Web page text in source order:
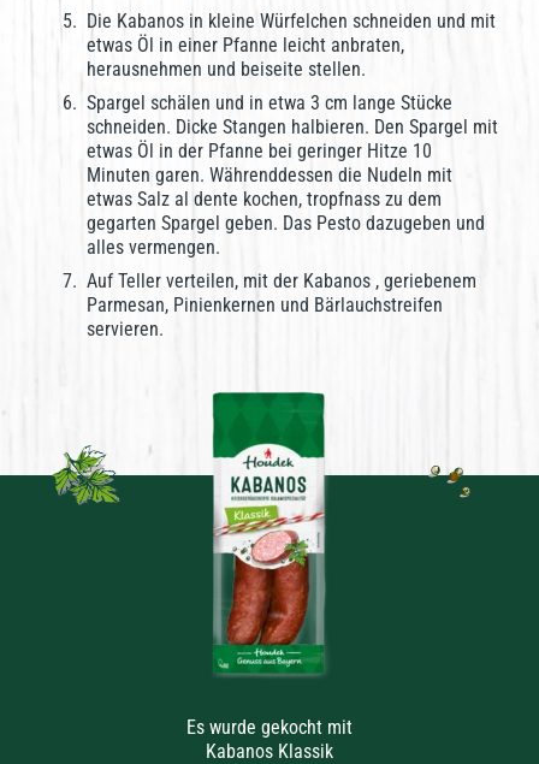
Die Kabanos in kleine Würfelchen schneiden und mit
etwas Öl in einer Pfanne leicht anbraten,
herausnehmen und beiseite stellen.
Spargel schälen und in etwa 3 cm lange Stücke
schneiden. Dicke Stangen halbieren. Den Spargel mit
etwas Öl in der Pfanne bei geringer Hitze 10
Minuten garen. Währenddessen die Nudeln mit
etwas Salz al dente kochen, tropfnass zu dem
gegarten Spargel geben. Das Pesto dazugeben und
alles vermengen.
Auf Teller verteilen, mit der Kabanos , geriebenem
Parmesan, Pinienkernen und Bärlauchstreifen
servieren.
Es wurde gekocht mit
Kabanos Klassik